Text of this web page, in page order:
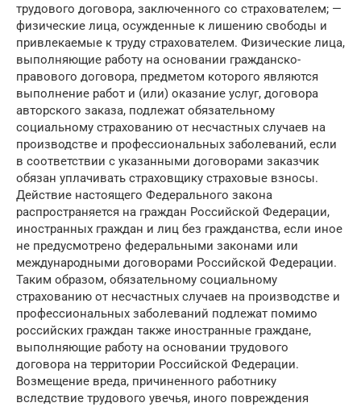
трудового договора, заключенного со страхователем; —
физические лица, осужденные к лишению свободы и
привлекаемые к труду страхователем. Физические лица,
выполняющие работу на основании гражданско-
правового договора, предметом которого являются
выполнение работ и (или) оказание услуг, договора
авторского заказа, подлежат обязательному
социальному страхованию от несчастных случаев на
производстве и профессиональных заболеваний, если
в соответствии с указанными договорами заказчик
обязан уплачивать страховщику страховые взносы.
Действие настоящего Федерального закона
распространяется на граждан Российской Федерации,
иностранных граждан и лиц без гражданства, если иное
не предусмотрено федеральными законами или
международными договорами Российской Федерации.
Таким образом, обязательному социальному
страхованию от несчастных случаев на производстве и
профессиональных заболеваний подлежат помимо
российских граждан также иностранные граждане,
выполняющие работу на основании трудового
договора на территории Российской Федерации.
Возмещение вреда, причиненного работнику
вследствие трудового увечья, иного повреждения